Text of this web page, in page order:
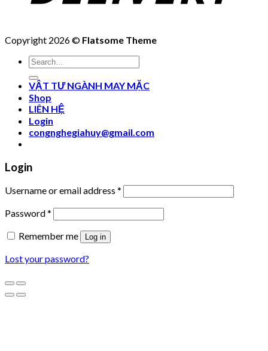
Copyright 2026 © Flatsome Theme
Search
for:
VẬT TƯ NGÀNH MAY MẶC
Shop
LIÊN HỆ
Login
congnghegiahuy@gmail.com
Login
Username or email address *
Password*
Remember me
Log in
Lost your password?